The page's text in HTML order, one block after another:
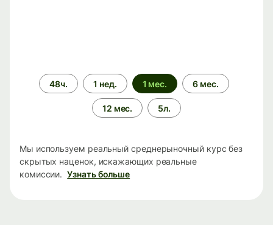
Период
времени
48ч. 1 нед. 1 мес. 6 мес.
12 мес. 5л.
Мы используем реальный среднерыночный курс без
скрытых наценок, искажающих реальные
комиссии. Узнать больше